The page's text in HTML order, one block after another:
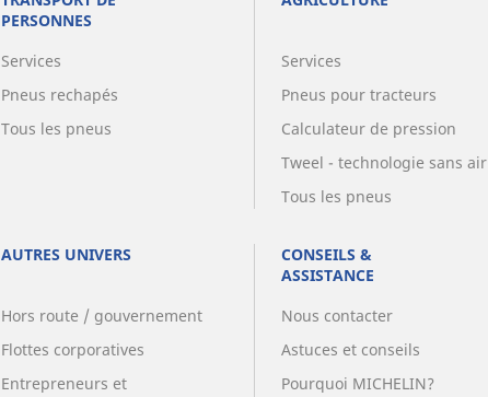
PERSONNES
Services
Pneus rechapés
Tous les pneus
Services
Pneus pour tracteurs
Calculateur de pression
Tweel - technologie sans air
Tous les pneus
AUTRES UNIVERS
Hors route / gouvernement
Flottes corporatives
Entrepreneurs et
CONSEILS &
ASSISTANCE
Nous contacter
Astuces et conseils
Pourquoi MICHELIN?